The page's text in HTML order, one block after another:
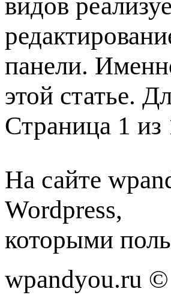
панели.
этой статье.
Страница 1 из
На сайте
Wordpress,
которыми
wpandyou.ru